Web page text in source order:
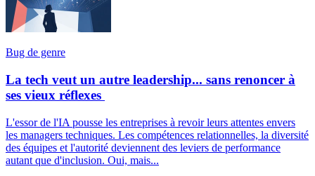
Bug de genre
La tech veut un autre leadership... sans renoncer à
ses vieux réflexes
L'essor de l'IA pousse les entreprises à revoir leurs attentes envers
les managers techniques. Les compétences relationnelles, la diversité
des équipes et l'autorité deviennent des leviers de performance
autant que d'inclusion. Oui, mais...